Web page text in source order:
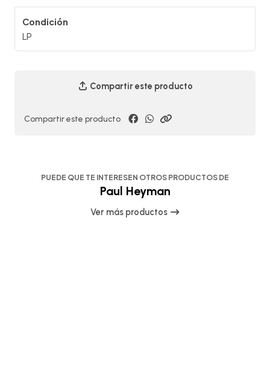
Condición
LP
Compartir este producto
Compartir este producto
PUEDE QUE TE INTERESEN OTROS PRODUCTOS DE
Paul Heyman
Ver más productos